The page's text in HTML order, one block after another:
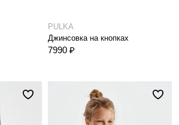
PULKA
Джинсовка на кнопках
7990 ₽